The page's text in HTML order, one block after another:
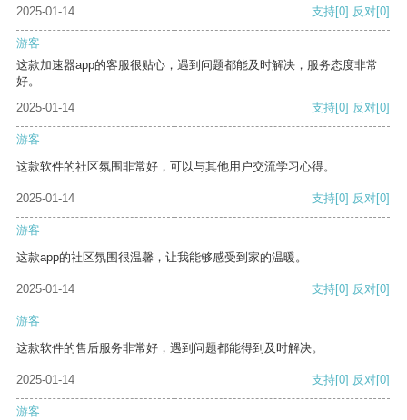
2025-01-14 支持[0] 反对[0]
游客
这款加速器app的客服很贴心，遇到问题都能及时解决，服务态度非常
好。
2025-01-14
支持[0] 反对[0]
游客
这款软件的社区氛围非常好，可以与其他用户交流学习心得。
2025-01-14 支持[0] 反对[0]
游客
这款app的社区氛围很温馨，让我能够感受到家的温暖。
2025-01-14 支持[0] 反对[0]
游客
这款软件的售后服务非常好，遇到问题都能得到及时解决。
2025-01-14 支持[0] 反对[0]
游客